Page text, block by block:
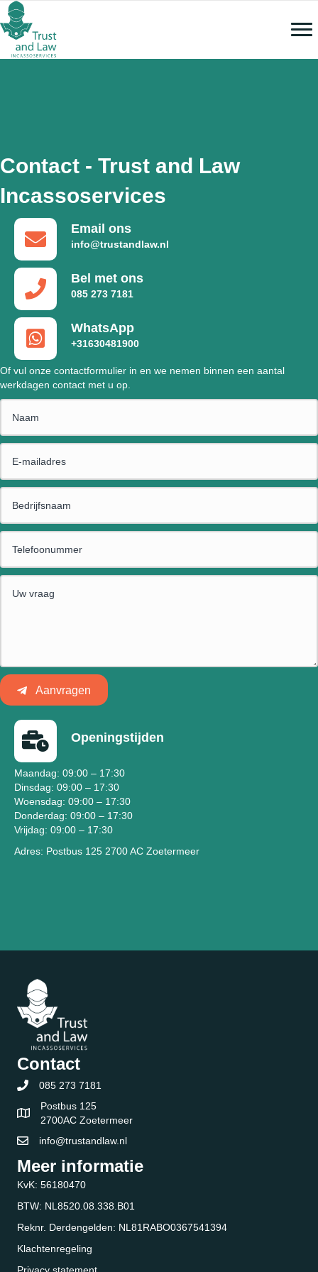
Contact - Trust and Law
Incassoservices
Email ons
info@trustandlaw.nl
Bel met ons
085 273 7181
WhatsApp
+31630481900
Of vul onze contactformulier in en we nemen binnen een aantal
werkdagen contact met u op.
Aanvragen
Openingstijden
Maandag: 09:00 – 17:30
Dinsdag: 09:00 – 17:30
Woensdag: 09:00 – 17:30
Donderdag: 09:00 – 17:30
Vrijdag: 09:00 – 17:30
Adres: Postbus 125 2700 AC Zoetermeer
Contact
085 273 7181
Postbus 125
2700AC Zoetermeer
info@trustandlaw.nl
Meer informatie
KvK: 56180470
BTW: NL8520.08.338.B01
Reknr. Derdengelden: NL81RABO0367541394
Klachtenregeling
Privacy statement